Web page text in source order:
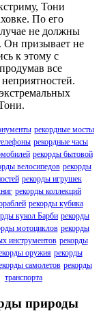
Тони
По его
не должны
Он призывает не
к этому с
все
рекордные мосты
рекордные часы
рекорды бытовой
велосипедов рекорды
рекорды игрушек
рекорды коллекций
рекорды кубика
кукол Барби рекорды
мотоциклов рекорды
инструментов рекорды
оружия рекорды
самолетов рекорды
транспорта
природы